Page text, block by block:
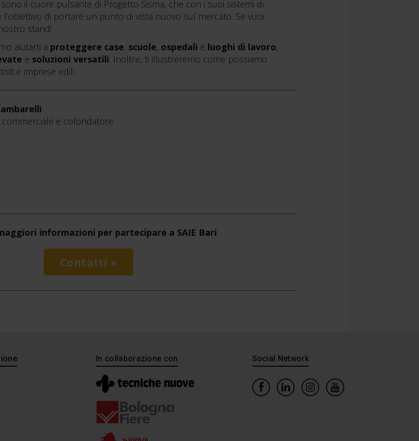
il cuore pulsante di Progetto Sisma, che con i suoi sistemi di
di portare un punto di vista nuovo sul mercato. Se vuoi
stand!
aiutarti a proteggere case, scuole, ospedali e luoghi di lavoro,
e soluzioni versatili. Inoltre, ti illustreremo come possiamo
e imprese edili.
e cofondatore
informazioni per partecipare a SAIE Bari
Contatti »
In collaborazione con Social Network